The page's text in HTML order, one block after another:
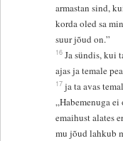
armastan sind,
korda oled sa
suur jõud on.”
16 Ja sündis, kui
ajas ja temale
17 ja ta avas
„Habemenuga
emaihust alates
mu jõud lahkub